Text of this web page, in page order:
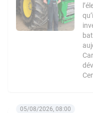
05/08/2026, 08:00